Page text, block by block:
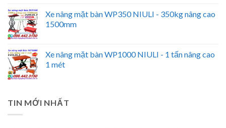
Xe nâng mặt bàn WP350 NIULI - 350kg nâng cao
1500mm
Xe nâng mặt bàn WP1000 NIULI - 1 tấn nâng cao
1 mét
TIN MỚI NHẤT